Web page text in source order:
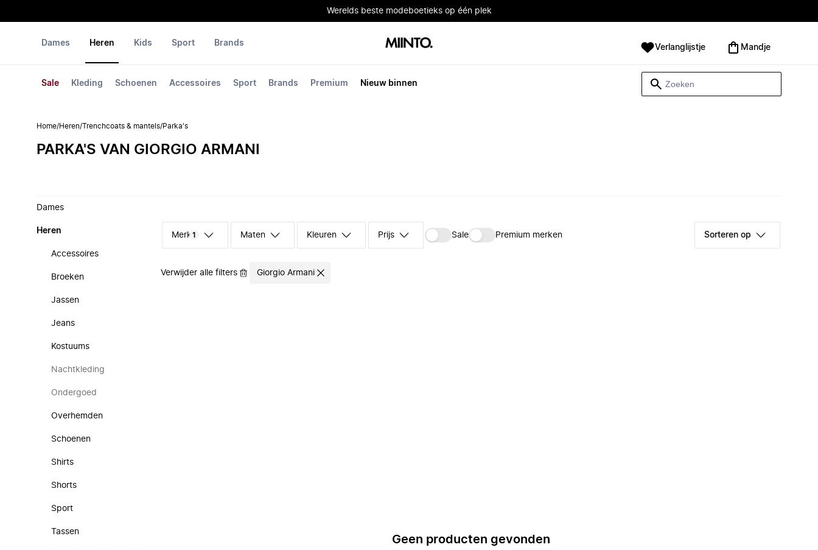
Werelds beste modeboetieks op één plek
Dames Heren
Sale Kleding Schoenen Accessoires Sport Brands Premium Nieuw binnen
Kids Sport Brands Verlanglijstje Mandje
Home/Heren/Trenchcoats & mantels/Parka's
PARKA'S VAN GIORGIO ARMANI
Dames
Heren
Accessoires
Broeken
Jassen
Jeans
Kostuums
Nachtkleding
Ondergoed
Overhemden
Schoenen
Shirts
Shorts
Sport
Tassen
Merk 1 Maten Kleuren Prijs Sale Premium merken Sorteren op
Verwijder alle filters Giorgio Armani
Geen producten gevonden